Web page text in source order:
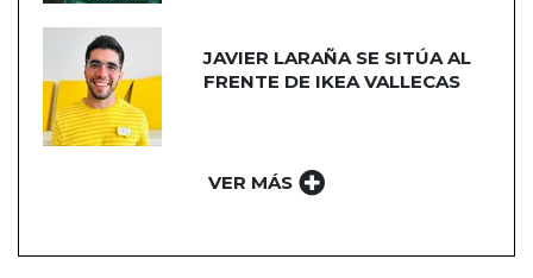
JAVIER LARAÑA SE SITÚA AL
FRENTE DE IKEA VALLECAS
VER MÁS